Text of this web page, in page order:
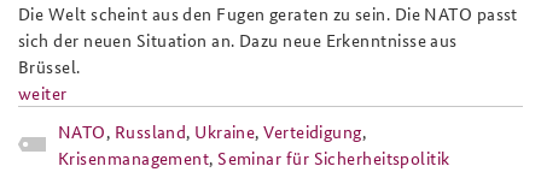
Die Welt scheint aus den Fugen geraten zu sein. Die NATO passt
sich der neuen Situation an. Dazu neue Erkenntnisse aus
Brüssel.
weiter
NATO, Russland, Ukraine,Verteidigung,
Krisenmanagement, Seminar für Sicherheitspolitik